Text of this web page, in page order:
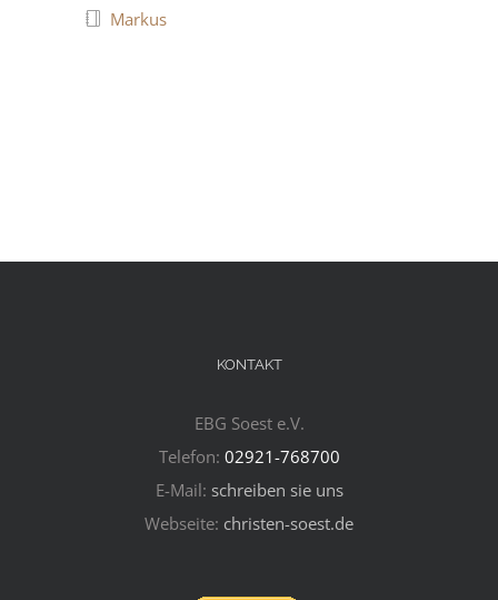
Markus
KONTAKT
EBG Soest e.V.
Telefon: 02921-768700
E-Mail: schreiben sie uns
Webseite: christen-soest.de